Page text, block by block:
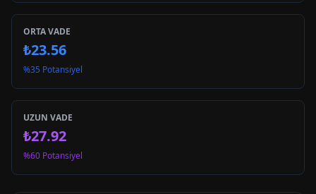
ORTA VADE
₺23.56
%35 Potansiyel
UZUN VADE
₺27.92
%60 Potansiyel